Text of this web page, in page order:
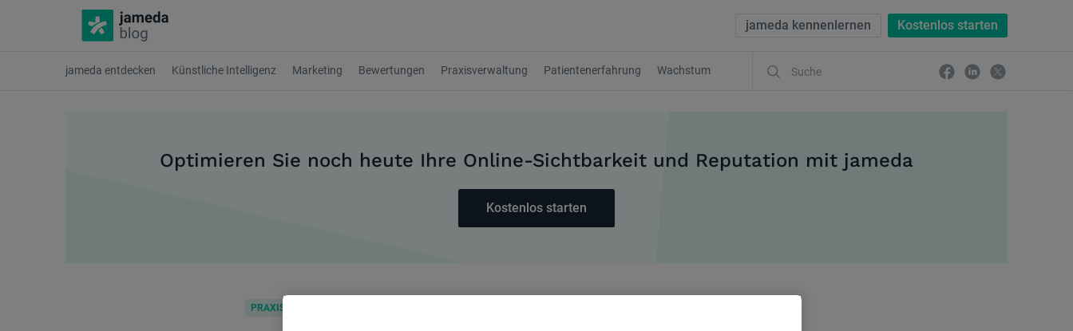
Kostenlos starten
jameda kennenlernen
jameda entdecken Künstliche Intelligenz Marketing Bewertungen Praxisverwaltung Patientenerfahrung Wachstum
Optimieren Sie noch heute Ihre Online-Sichtbarkeit und Reputation mit jameda
Kostenlos starten
PRAXISMANAGEMENT